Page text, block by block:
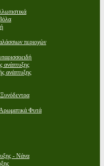
περιοχών
ανάπτυξης
ανάπτυξης
Φυτά
- Νάνα